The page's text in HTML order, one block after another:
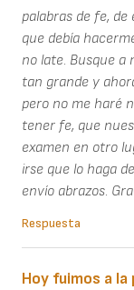
palabras de fe, de
que debía
no late. Busque a
tan grande y
pero no me haré
tener fe, que
examen en otro
irse que lo haga
envío abrazos.
Respuesta
Hoy fuimos a la